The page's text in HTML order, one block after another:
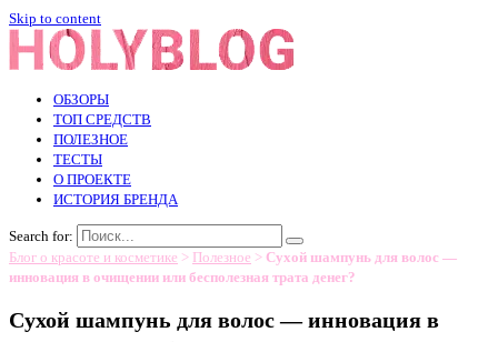
Skip to content
ОБЗОРЫ
ТОП СРЕДСТВ
ПОЛЕЗНОЕ
ТЕСТЫ
О ПРОЕКТЕ
ИСТОРИЯ БРЕНДА
Search for:
Блог о красоте и косметике > Полезное > Сухой шампунь для волос —
инновация в очищении или бесполезная трата денег?
Сухой шампунь для волос — инновация в